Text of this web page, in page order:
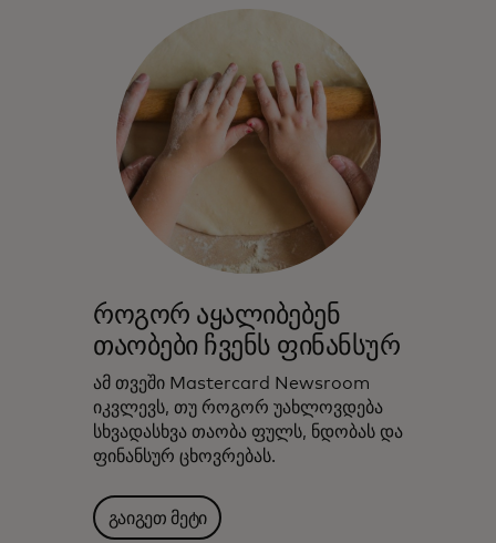
როგორ აყალიბებენ
თაობები ჩვენს ფინანსურ
ამ თვეში Mastercard Newsroom
იკვლევს, თუ როგორ უახლოვდება
სხვადასხვა თაობა ფულს, ნდობას და
ფინანსურ ცხოვრებას.
გაიგეთ მეტი